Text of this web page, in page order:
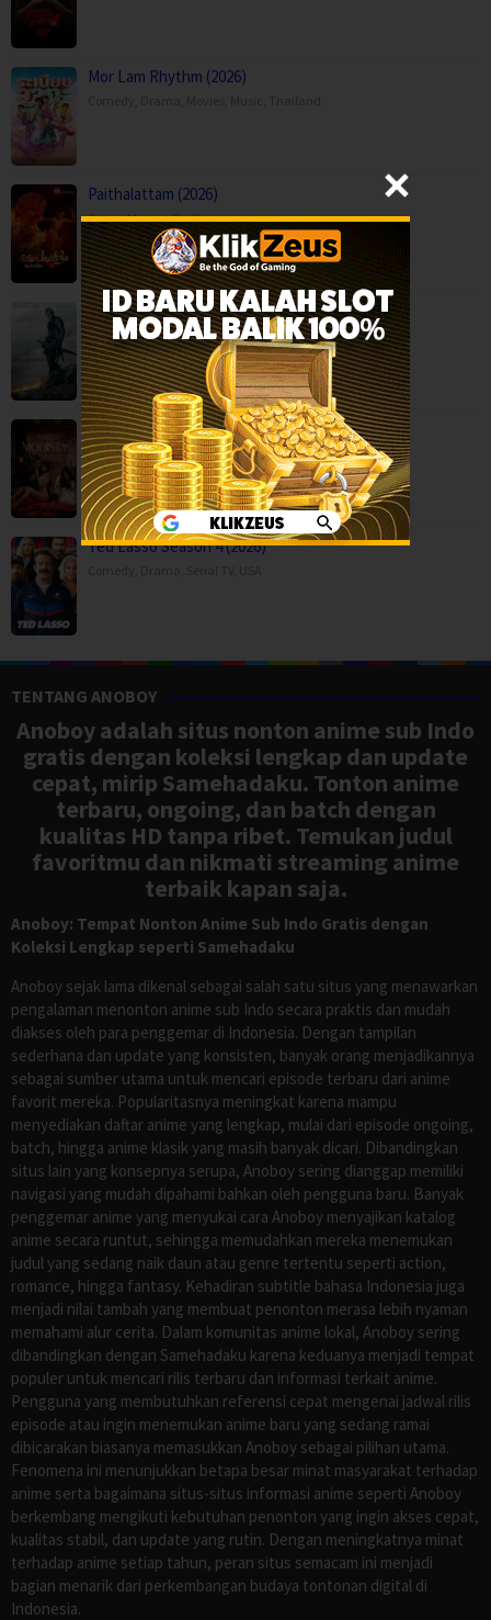
Mor Lam Rhythm (2026)
Paithalattam (2026)
Crime,Movies,Thriller,
Son of Revenge – The Story of Kalevala (…
Action,Drama ,Movies,Finland
Ang Modista (2026)
BOX OFFICE,
Ted Lasso Season 4 (2026)
TENTANG ANOBOY
Anoboy adalah situs nonton anime sub Indo
gratis dengan koleksi lengkap dan update
cepat, mirip Samehadaku. Tonton anime
terbaru, ongoing, dan batch dengan
kualitas HD tanpa ribet. Temukan judul
favoritmu dan nikmati streaming anime
terbaik kapan saja.
Anoboy: Tempat Nonton Anime Sub Indo Gratis dengan
Koleksi Lengkap seperti Samehadaku
Anoboy sejak lama dikenal sebagai salah satu situs yang menawarkan
pengalaman menonton anime sub Indo secara praktis dan mudah
diakses oleh para penggemar di Indonesia. Dengan tampilan
sederhana dan update yang konsisten, banyak orang menjadikannya
sebagai sumber utama untuk mencari episode terbaru dari anime
favorit mereka. Popularitasnya meningkat karena mampu
menyediakan daftar anime yang lengkap, mulai dari episode ongoing,
batch, hingga anime klasik yang masih banyak dicari. Dibandingkan
situs lain yang konsepnya serupa, Anoboy sering dianggap memiliki
navigasi yang mudah dipahami bahkan oleh pengguna baru. Banyak
penggemar anime yang menyukai cara Anoboy menyajikan katalog
anime secara runtut, sehingga memudahkan mereka menemukan
judul yang sedang naik daun atau genre tertentu seperti action,
romance, hingga fantasy. Kehadiran subtitle bahasa Indonesia juga
menjadi nilai tambah yang membuat penonton merasa lebih nyaman
memahami alur cerita. Dalam komunitas anime lokal, Anoboy sering
dibandingkan dengan Samehadaku karena keduanya menjadi tempat
populer untuk mencari rilis terbaru dan informasi terkait anime.
Pengguna yang membutuhkan referensi cepat mengenai jadwal rilis
episode atau ingin menemukan anime baru yang sedang ramai
dibicarakan biasanya memasukkan Anoboy sebagai pilihan utama.
Fenomena ini menunjukkan betapa besar minat masyarakat terhadap
anime serta bagaimana situs-situs informasi anime seperti Anoboy
berkembang mengikuti kebutuhan penonton yang ingin akses cepat,
kualitas stabil, dan update yang rutin. Dengan meningkatnya minat
terhadap anime setiap tahun, peran situs semacam ini menjadi
bagian menarik dari perkembangan budaya tontonan digital di
Indonesia.